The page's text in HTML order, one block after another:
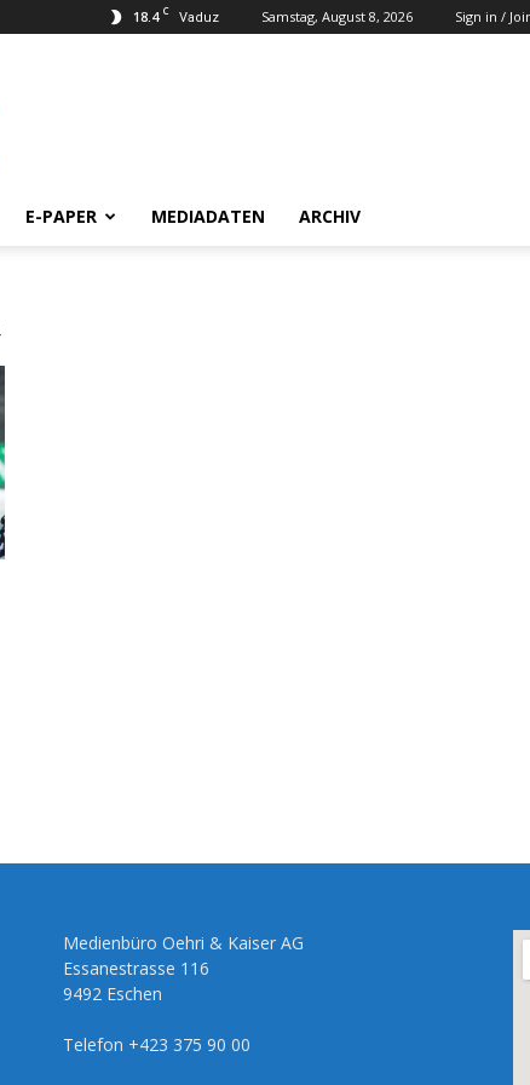
18.4 C Vaduz Samstag, August 8, 2026 Sign in /
E-PAPER MEDIADATEN ARCHIV
Medienbüro Oehri & Kaiser AG
Essanestrasse 116
9492 Eschen
Telefon +423 375 90 00